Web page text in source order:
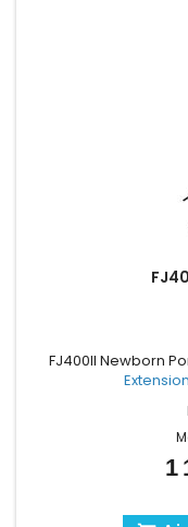
FJ400II Newborn
1